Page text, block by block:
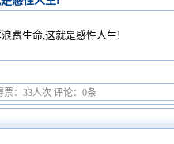
费生命,这就是感性人生!
票：33人次 评论：0条